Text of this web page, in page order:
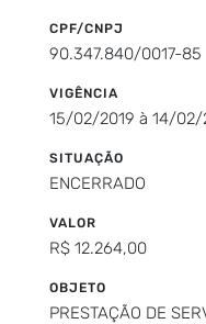
CPF/CNPJ
90.347.840/0017-85
VIGÊNCIA
15/02/2019 à 14/02/
SITUAÇÃO
ENCERRADO
VALOR
R$ 12.264,00
OBJETO
PRESTAÇÃO DE